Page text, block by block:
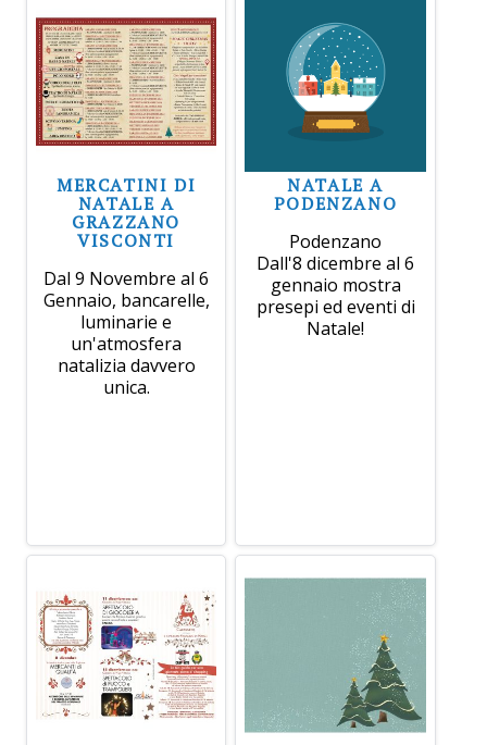
MERCATINI DI
NATALE A
GRAZZANO
VISCONTI
Dal 9 Novembre al 6
Gennaio, bancarelle,
luminarie e
un'atmosfera
natalizia davvero
unica.
NATALE A
PODENZANO
Podenzano
Dall'8 dicembre al 6
gennaio mostra
presepi ed eventi di
Natale!